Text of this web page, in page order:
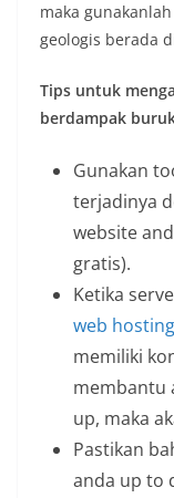
maka gunakanlah
geologis berada
Tips untuk
berdampak
Gunakan
terjadinya
website
gratis).
Ketika
web hosting
memiliki
membantu
up, maka
Pastikan
anda up to